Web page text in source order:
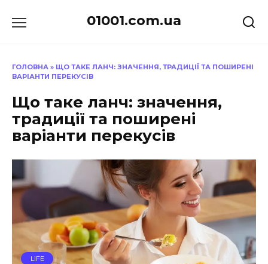
до
01001.com.ua
ГОЛОВНА » ЩО ТАКЕ ЛАНЧ: ЗНАЧЕННЯ, ТРАДИЦІЇ ТА ПОШИРЕНІ
ВАРІАНТИ ПЕРЕКУСІВ
Що таке ланч: значення,
традиції та поширені
варіанти перекусів
LIFE